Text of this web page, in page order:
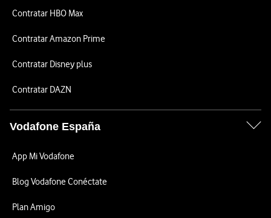
Contratar HBO Max
Contratar Amazon Prime
Contratar Disney plus
Contratar DAZN
Vodafone España
App Mi Vodafone
Blog Vodafone Conéctate
Plan Amigo